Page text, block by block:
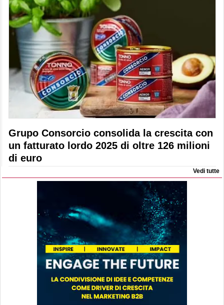
Grupo Consorcio consolida la crescita con
un fatturato lordo 2025 di oltre 126 milioni
di euro
Vedi tutte